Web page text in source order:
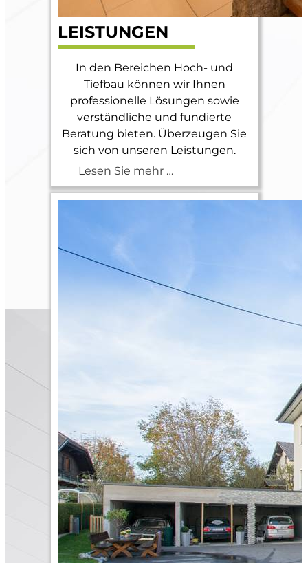
LEISTUNGEN
In den Bereichen Hoch- und
Tiefbau können wir Ihnen
professionelle Lösungen sowie
verständliche und fundierte
Beratung bieten. Überzeugen Sie
sich von unseren Leistungen.
Lesen Sie mehr …